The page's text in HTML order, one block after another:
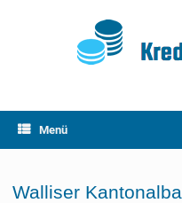
Menü
Walliser